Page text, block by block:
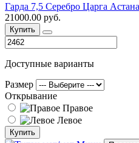
Гарда 7,5 Серебро Царга
21000.00 руб.
Купить
Доступные варианты
Размер
Открывание
Правое
Левое
Купить